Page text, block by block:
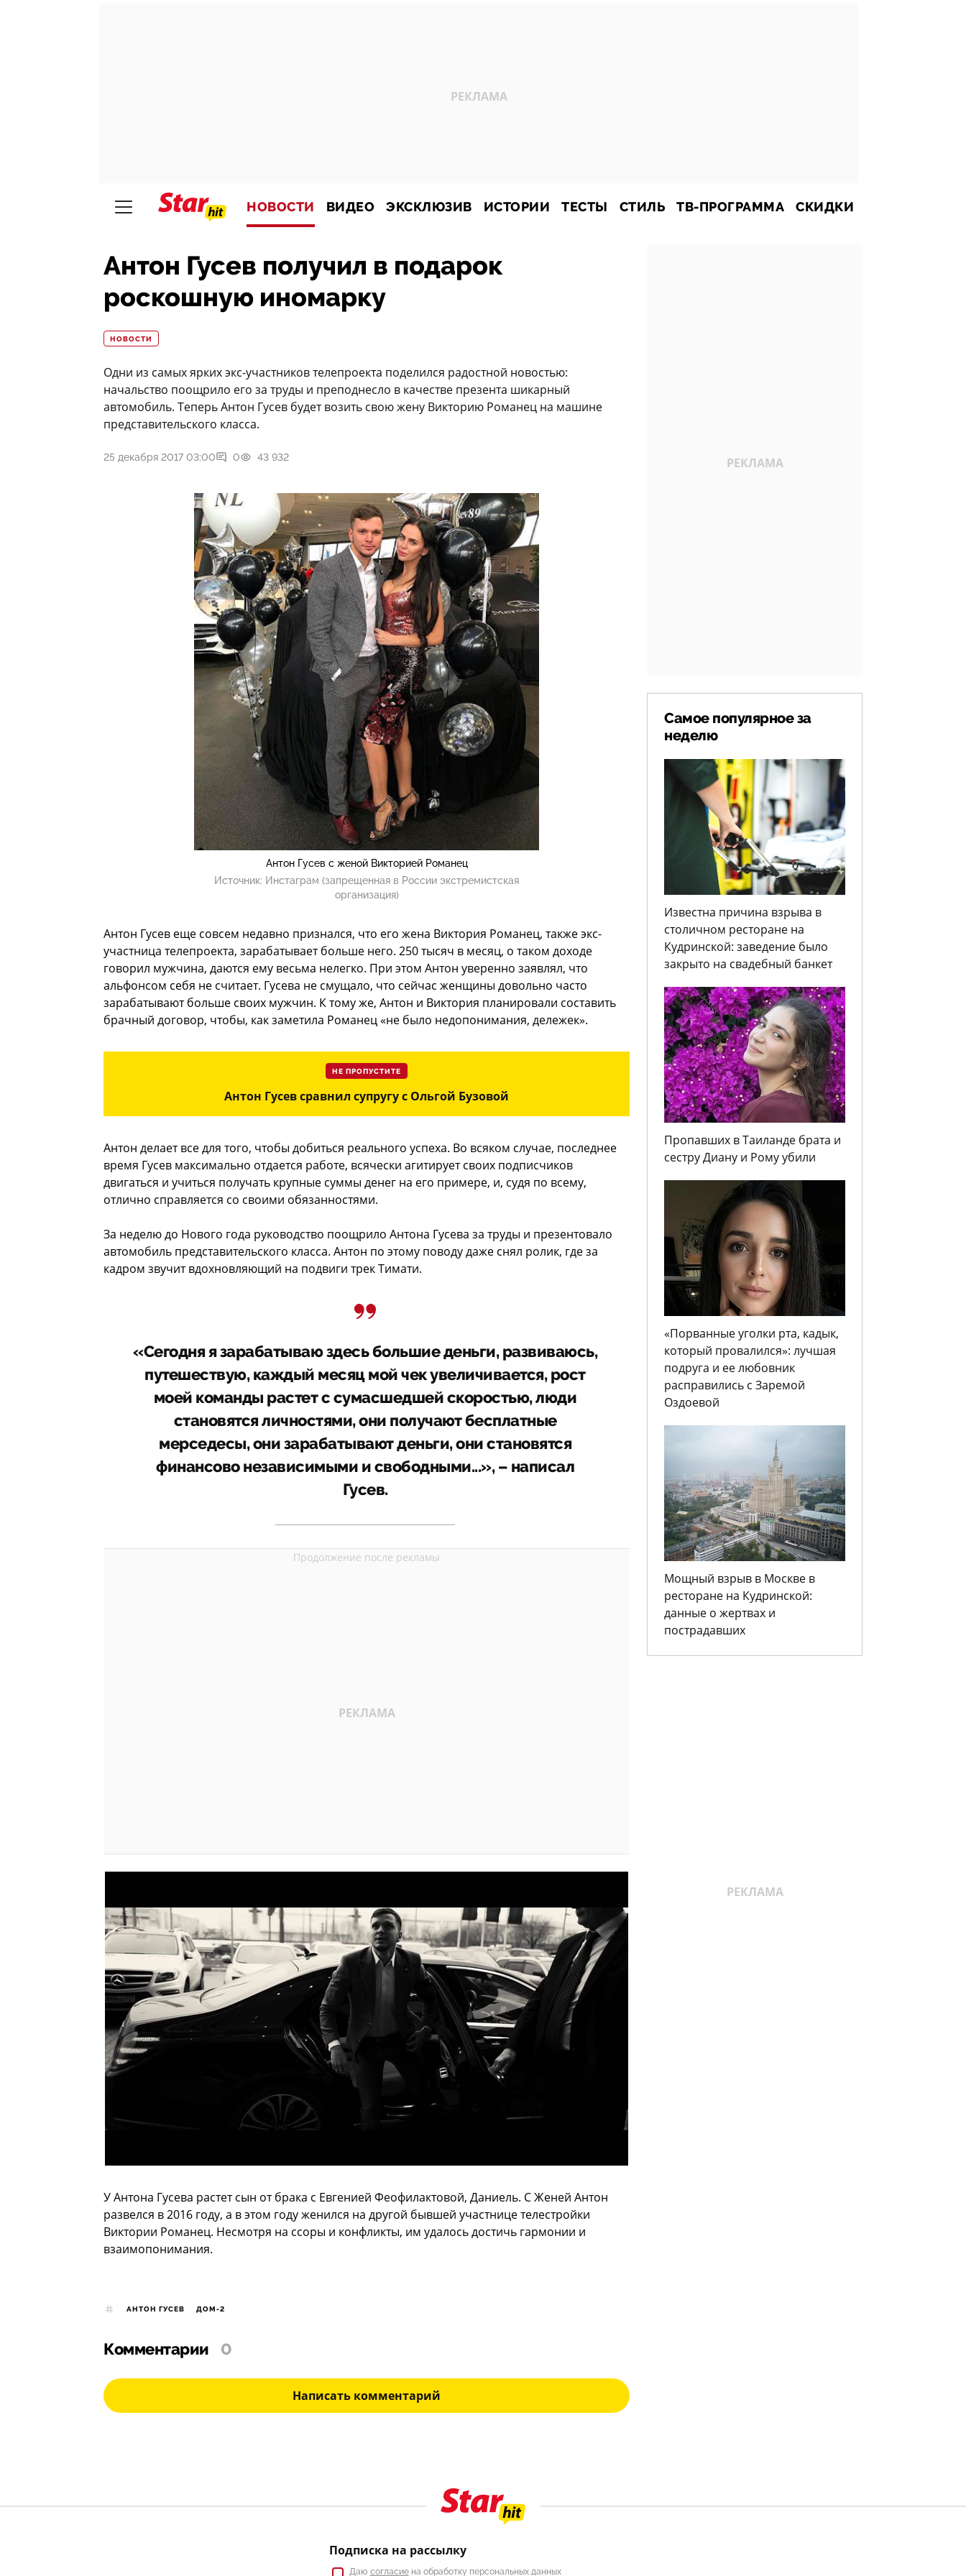
НОВОСТИ ВИДЕО ЭКСКЛЮЗИВ ИСТОРИИ ТЕСТЫ СТИЛЬ ТВ-ПРОГРАММА СКИДКИ
Антон Гусев получил в подарок
роскошную иномарку
НОВОСТИ
Одни из самых ярких экс-участников телепроекта поделился радостной новостью:
начальство поощрило его за труды и преподнесло в качестве презента шикарный
автомобиль. Теперь Антон Гусев будет возить свою жену Викторию Романец на машине
представительского класса.
25 декабря 2017 03:00 0 43 932
Антон Гусев с женой Викторией Романец
Источник: Инстаграм (запрещенная в России экстремистская
организация)
Антон Гусев еще совсем недавно признался, что его жена Виктория Романец, также экс-
участница телепроекта, зарабатывает больше него. 250 тысяч в месяц, о таком доходе
говорил мужчина, даются ему весьма нелегко. При этом Антон уверенно заявлял, что
альфонсом себя не считает. Гусева не смущало, что сейчас женщины довольно часто
зарабатывают больше своих мужчин. К тому же, Антон и Виктория планировали составить
брачный договор, чтобы, как заметила Романец «не было недопонимания, дележек».
НЕ ПРОПУСТИТЕ
Антон Гусев сравнил супругу с Ольгой Бузовой
Антон делает все для того, чтобы добиться реального успеха. Во всяком случае, последнее
время Гусев максимально отдается работе, всячески агитирует своих подписчиков
двигаться и учиться получать крупные суммы денег на его примере, и, судя по всему,
отлично справляется со своими обязанностями.
За неделю до Нового года руководство поощрило Антона Гусева за труды и презентовало
автомобиль представительского класса. Антон по этому поводу даже снял ролик, где за
кадром звучит вдохновляющий на подвиги трек Тимати.
«Сегодня я зарабатываю здесь большие деньги, развиваюсь,
путешествую, каждый месяц мой чек увеличивается, рост
моей команды растет с сумасшедшей скоростью, люди
становятся личностями, они получают бесплатные
мерседесы, они зарабатывают деньги, они становятся
финансово независимыми и свободными...», – написал
Гусев.
У Антона Гусева растет сын от брака с Евгенией Феофилактовой, Даниель. С Женей Антон
развелся в 2016 году, а в этом году женился на другой бывшей участнице телестройки
Виктории Романец. Несмотря на ссоры и конфликты, им удалось достичь гармонии и
взаимопонимания.
АНТОН ГУСЕВ ДОМ-2
Комментарии 0
Написать комментарий
Самое популярное за
неделю
Известна причина взрыва в
столичном ресторане на
Кудринской: заведение было
закрыто на свадебный банкет
Пропавших в Таиланде брата и
сестру Диану и Рому убили
«Порванные уголки рта, кадык,
который провалился»: лучшая
подруга и ее любовник
расправились с Заремой
Оздоевой
Мощный взрыв в Москве в
ресторане на Кудринской:
данные о жертвах и
пострадавших
Подписка на рассылку
Даю согласиена обработку персональных данных